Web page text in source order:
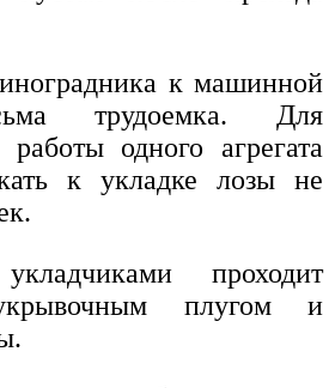
к машинной
трудоемка. Для
работы одного агрегата
к укладке лозы не
проходит
плугом и